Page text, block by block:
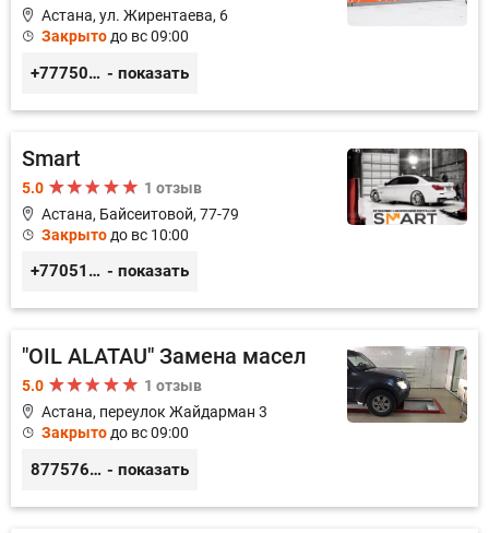
Астана, ул. Жирентаева, 6
Закрыто до вс 09:00
+77750070775 - показать
Smart
5.0
1 отзыв
Астана, Байсеитовой, 77-79
Закрыто до вс 10:00
+77051092269 - показать
"OIL ALATAU" Замена масел
5.0
1 отзыв
Астана, переулок Жайдарман 3
Закрыто до вс 09:00
87757660126 - показать